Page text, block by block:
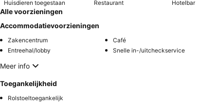
Huisdieren toegestaan Restaurant Hotelbar
Alle voorzieningen
Accommodatievoorzieningen
Zakencentrum
Café
Entreehal/lobby
Snelle in-/uitcheckservice
Meer info
Toegankelijkheid
Rolstoeltoegankelijk